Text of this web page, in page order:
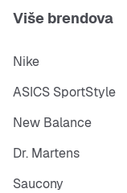
Više brendova
Nike
ASICS SportStyle
New Balance
Dr. Martens
Saucony